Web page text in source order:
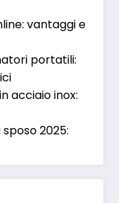
vantaggi e
portatili:
acciaio inox:
2025: